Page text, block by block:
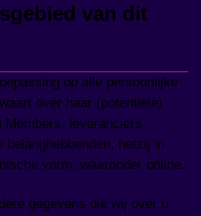
van dit
op alle persoonlijke
over haar (potentiële)
Members, leveranciers,
belanghebbenden, hetzij in
vorm, waaronder online.
gegevens die wij over u